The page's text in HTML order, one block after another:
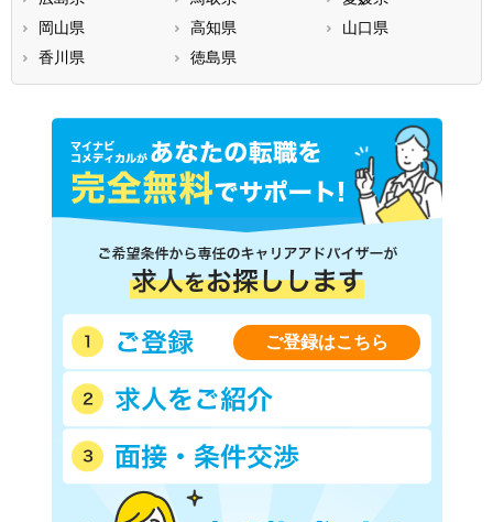
岡山県
高知県
山口県
香川県
徳島県
ご登録はこちら